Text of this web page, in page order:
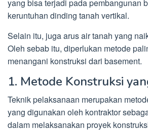
yang bisa terjadi pada pembangunan
keruntuhan dinding tanah vertikal.
Selain itu, juga arus air tanah yang
Oleh sebab itu, diperlukan metode
menangani konstruksi dari basement.
1. Metode Konstruksi
Teknik pelaksanaan merupakan
yang digunakan oleh kontraktor
dalam melaksanakan proyek